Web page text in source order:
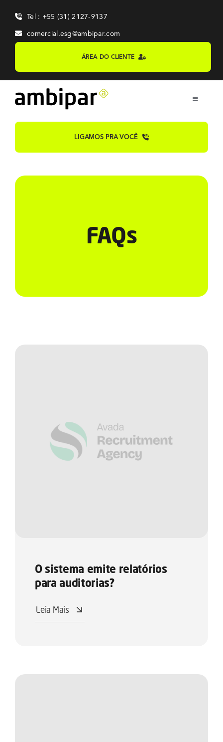
content
Tel : +55 (31) 2127-9137
comercial.esg@ambipar.com
ÁREA DO CLIENTE
Toggle
Home
EAD
LIGAMOS PRA VOCÊ
FAQs
O sistema emite relatórios
para auditorias?
Leia Mais